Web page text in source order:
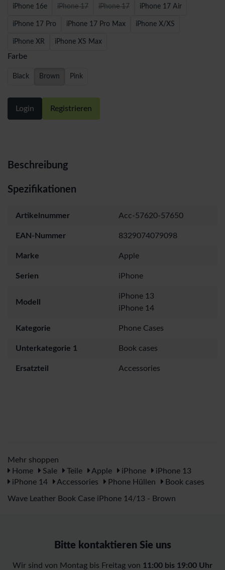
iPhone 16e iPhone 17 iPhone 17 iPhone 17 Air
iPhone 17 Pro iPhone 17 Pro Max iPhone X/XS
iPhone XR iPhone XS Max
Farbe
Black Brown Pink
Login Registrieren
Beschreibung
Spezifikationen
Artikelnummer Acc-57620-57650
EAN-Nummer 8329074079098
Marke Apple
Serien iPhone
Modell
iPhone 13
iPhone 14
Kategorie Phone Cases
Unterkategorie 1 Book cases
Ersatzteil Accessories
Mehr shoppen
Home
Sale Teile Apple iPhone
iPhone 13
iPhone 14
Accessories Phone Hüllen Book cases
Wave Leather Book Case iPhone 14/13 - Brown
Bitte kontaktieren Sie uns
Wir sind von Montag bis Freitag von 11:00 bis 19:00 Uhr